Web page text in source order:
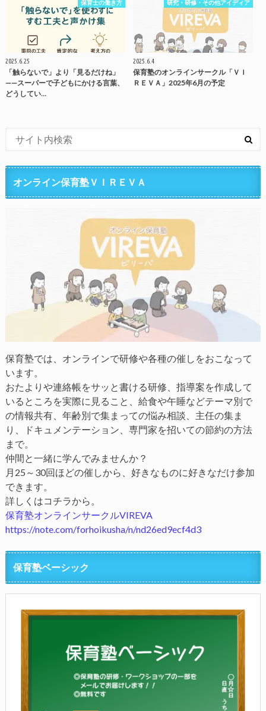
保育士の働き方
2025.6.25
「触らないで」より「見るだけね」
——スーパーで子どもにかける言葉、
どうしてい…
研究・研修・その他アイディア
2025.6.4
保育塾のオンラインサークル「ＶＩ
ＲＥＶＡ」2025年6月の予定
オンライン保育塾ＶＩＲＥＶＡ
保育塾では、オンラインで研修や各種の催しをおこなって
います。
おたよりや連絡帳をサッと書ける研修、指導案を作成して
いるところを実際に見ること、給食や午睡などテーマ別で
の情報共有、年齢別で集まっての悩み相談、主任の集ま
り、ドキュメンテーション、専門家を招いての節約の方法
まで。
仲間と一緒に学んでみませんか？
月25～30回ほどの催しから、好きなものに好きなだけ参加
できます。
詳しくはコチラから。
保育塾オンラインサークルVIREVA
https://note.com/forhoikusha/n/nd26ed9ecf4d3
保育塾ベーシック